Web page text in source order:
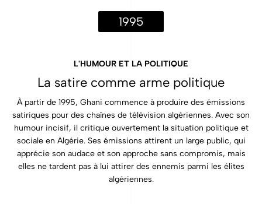
1995
L'HUMOUR ET LA POLITIQUE
La satire comme arme politique
À partir de 1995, Ghani commence à produire des émissions
satiriques pour des chaînes de télévision algériennes. Avec son
humour incisif, il critique ouvertement la situation politique et
sociale en Algérie. Ses émissions attirent un large public, qui
apprécie son audace et son approche sans compromis, mais
elles ne tardent pas à lui attirer des ennemis parmi les élites
algériennes.